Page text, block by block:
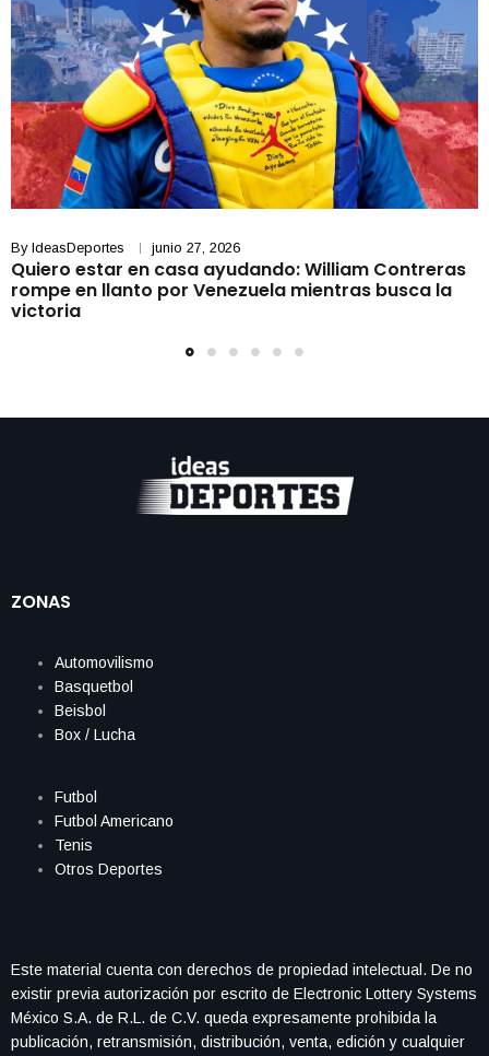
By IdeasDeportes junio 27, 2026
Quiero estar en casa ayudando: William Contreras
rompe en llanto por Venezuela mientras busca la
victoria
ZONAS
Automovilismo
Basquetbol
Beisbol
Box / Lucha
Futbol
Futbol Americano
Tenis
Otros Deportes
Este material cuenta con derechos de propiedad intelectual. De no
existir previa autorización por escrito de Electronic Lottery Systems
México S.A. de R.L. de C.V. queda expresamente prohibida la
publicación, retransmisión, distribución, venta, edición y cualquier